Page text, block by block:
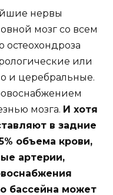
нервы
мозг со всем
остеохондроза
или
и церебральные.
мозга. И хотя
в задние
объема крови,
артерии,
бассейна может